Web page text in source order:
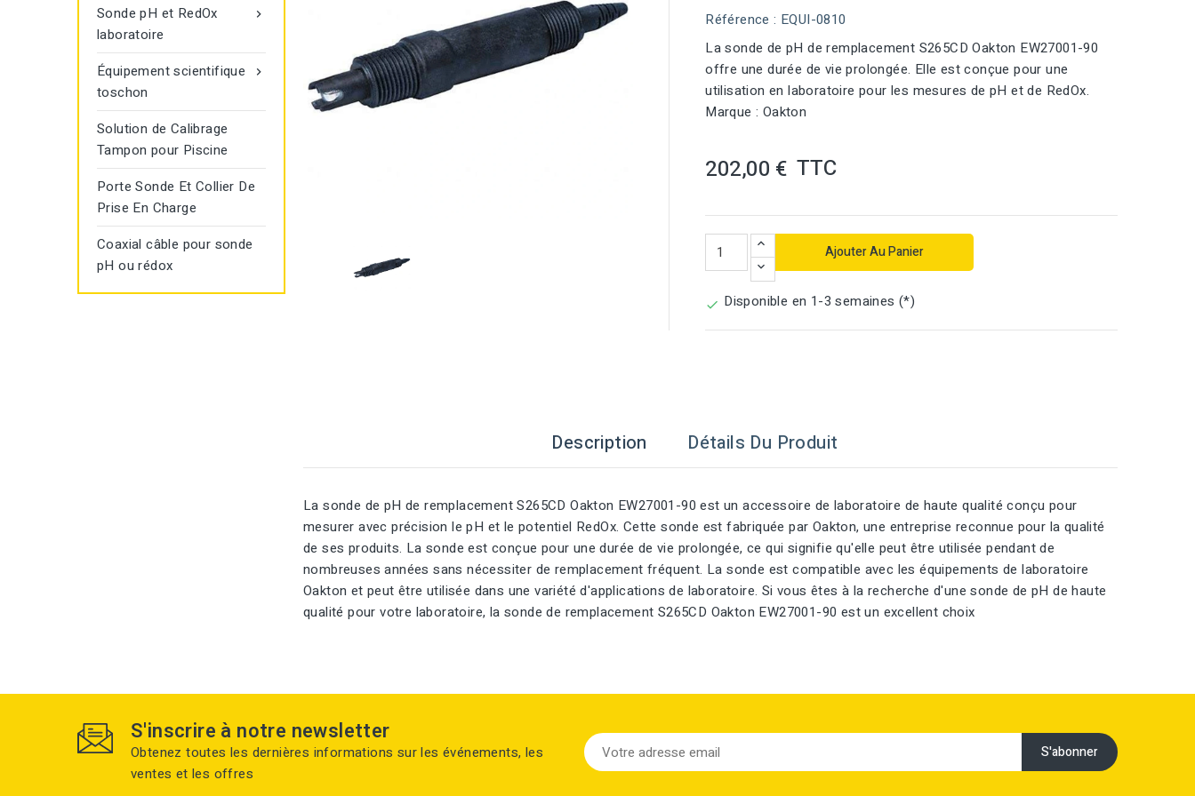

Sonde pH et RedOx
laboratoire

Équipement scientifique
toschon
Solution de Calibrage
Tampon pour Piscine
Porte Sonde Et Collier De
Prise En Charge
Coaxial câble pour sonde
pH ou rédox
Référence : EQUI-0810
La sonde de pH de remplacement S265CD Oakton EW27001-90
offre une durée de vie prolongée. Elle est conçue pour une
utilisation en laboratoire pour les mesures de pH et de RedOx.
Marque : Oakton
202,00 € TTC
Ajouter Au Panier
 Disponible en 1-3 semaines (*)
Description Détails Du Produit
La sonde de pH de remplacement S265CD Oakton EW27001-90 est un accessoire de laboratoire de haute qualité conçu pour
mesurer avec précision le pH et le potentiel RedOx. Cette sonde est fabriquée par Oakton, une entreprise reconnue pour la qualité
de ses produits. La sonde est conçue pour une durée de vie prolongée, ce qui signifie qu'elle peut être utilisée pendant de
nombreuses années sans nécessiter de remplacement fréquent. La sonde est compatible avec les équipements de laboratoire
Oakton et peut être utilisée dans une variété d'applications de laboratoire. Si vous êtes à la recherche d'une sonde de pH de haute
qualité pour votre laboratoire, la sonde de remplacement S265CD Oakton EW27001-90 est un excellent choix
S'inscrire à notre newsletter
Obtenez toutes les dernières informations sur les événements, les
ventes et les offres